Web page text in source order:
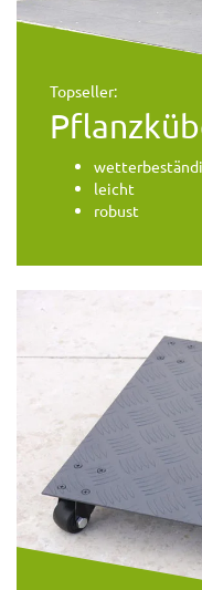
Topseller:
leicht
robust